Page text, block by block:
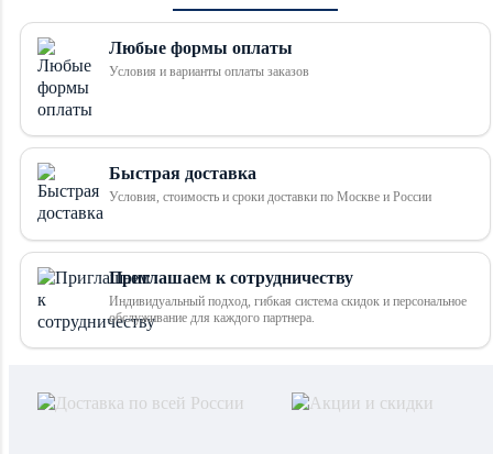
Любые формы оплаты
Условия и варианты оплаты заказов
Быстрая доставка
Условия, стоимость и сроки доставки по Москве и России
Приглашаем к сотрудничеству
Индивидуальный подход, гибкая система скидок и персональное
обслуживание для каждого партнера.